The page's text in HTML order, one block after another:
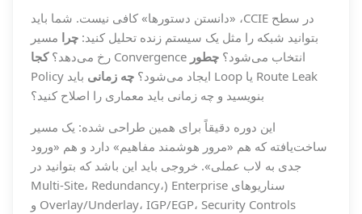
در سطح CCIE، «دانستن دستورها» کافی نیست. شما باید
بتوانید شبکه را مثل یک سیستم زنده تحلیل کنید:چرا مسیر
انتخاب می‌شود؟چطور Convergence رخ می‌دهد؟
کجا
Route Leak یا Loop ایجاد می‌شود؟
چه زمانی
باید Policy
بنویسید و چه زمانی باید معماری را اصلاح کنید؟
این دوره دقیقاً برای همین طراحی شده: یک مسیر
ساخت‌یافته که هم «مرور هوشمند مفاهیم» دارد و هم «ورود
جدی به لاب عملی». خروجی باید این باشد که بتوانید در
سناریوهای Enterprise (Multi-Site، Redundancy،
Overlay/Underlay، IGP/EGP، Security Controls و